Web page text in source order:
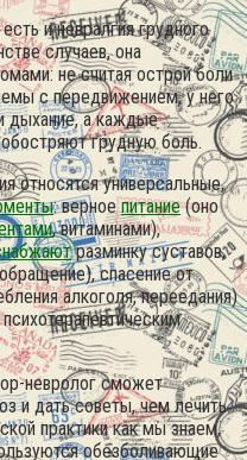
и невралгия грудного
случаев, она
не считая острой боли
с передвижением, у него
дыхание, а каждые
грудную боль.
относятся универсальные,
: верноепитание(оно
, витаминами),
разминку суставов,
спасение от
алкоголя, переедания)
невролог сможет
и дать советы, чем лечить
практики как мы знаем,
обезболивающие